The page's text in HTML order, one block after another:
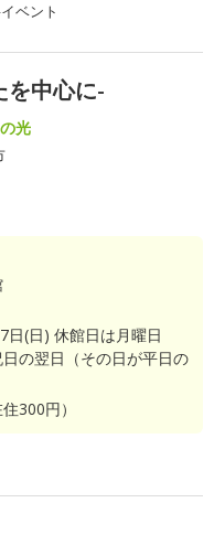
ベント
を中心に-
光
日(日) 休館日は月曜日
日の翌日（その日が平日の
300円）